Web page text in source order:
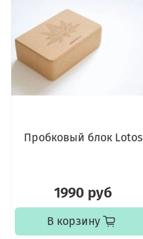
Пробковый блок Lotos
1990 руб
В корзину